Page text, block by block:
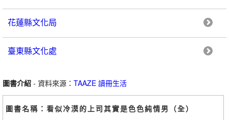
花蓮縣文化局
臺東縣文化處
圖書介紹 - 資料來源： TAAZE 讀冊生活
圖書名稱：看似冷漠的上司其實是色色純情男（全）